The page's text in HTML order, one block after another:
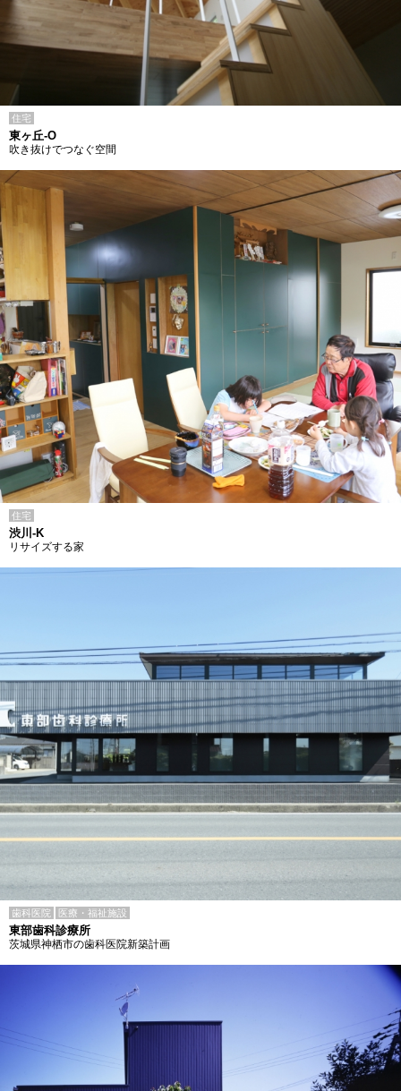
住宅
東ヶ丘-O
吹き抜けでつなぐ空間
住宅
渋川-K
リサイズする家
歯科医院 医療・福祉施設
東部歯科診療所
茨城県神栖市の歯科医院新築計画